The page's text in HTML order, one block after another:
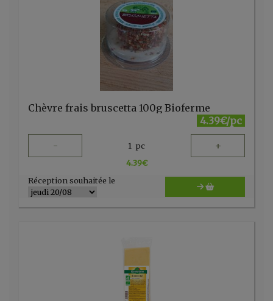
Chèvre frais bruscetta 100g Bioferme
4.39€/pc
- 1 pc +
4.39€
Réception souhaitée le